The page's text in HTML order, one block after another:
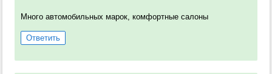
Много автомобильных марок, комфортные салоны
Ответить